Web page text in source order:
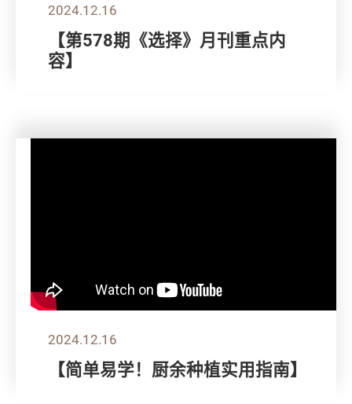
2024.12.16
【第578期《选择》月刊重点内
容】
2024.12.16
【简单易学！厨余种植实用指南】